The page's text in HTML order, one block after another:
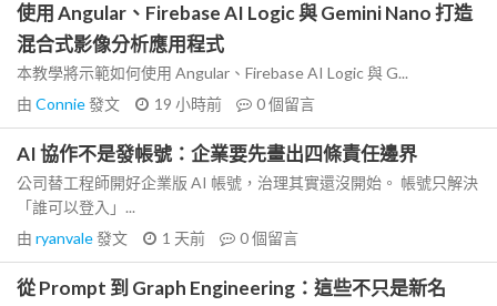
使用 Angular、Firebase AI Logic 與 Gemini Nano 打造
混合式影像分析應用程式
本教學將示範如何使用 Angular、Firebase AI Logic 與 G...
由 Connie發文 19 小時前 0個留言
AI 協作不是發帳號：企業要先畫出四條責任邊界
公司替工程師開好企業版 AI 帳號，治理其實還沒開始。 帳號只解決
「誰可以登入」...
由 ryanvale發文 1 天前 0個留言
從 Prompt 到 Graph Engineering：這些不只是新名